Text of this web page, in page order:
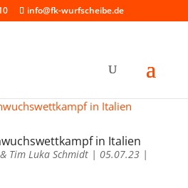
info@fk-wurfscheibe.de
in Italien
Tim Luka Schmidt| 05.07.23|